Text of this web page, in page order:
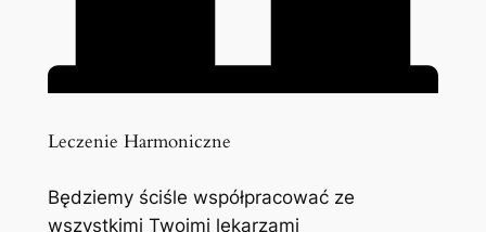
Leczenie Harmoniczne
Będziemy ściśle współpracować ze
wszystkimi Twoimi lekarzami